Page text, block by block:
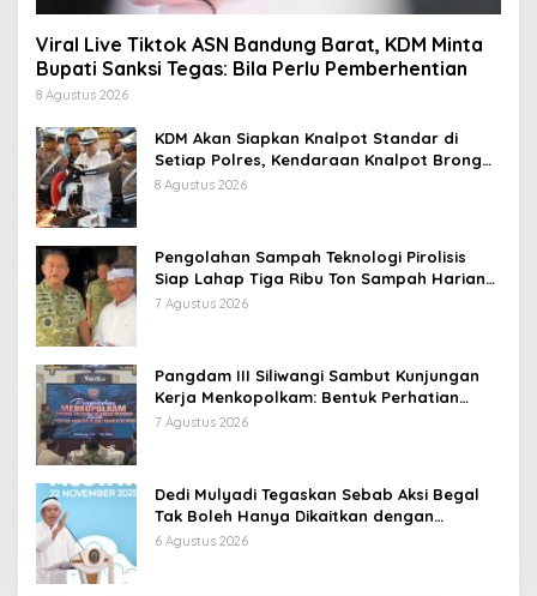
Viral Live Tiktok ASN Bandung Barat, KDM Minta
Bupati Sanksi Tegas: Bila Perlu Pemberhentian
8 Agustus 2026
KDM Akan Siapkan Knalpot Standar di
Setiap Polres, Kendaraan Knalpot Brong
Tertangkap Langsung Ganti
8 Agustus 2026
Pengolahan Sampah Teknologi Pirolisis
Siap Lahap Tiga Ribu Ton Sampah Harian
Jawa Barat
7 Agustus 2026
Pangdam III Siliwangi Sambut Kunjungan
Kerja Menkopolkam: Bentuk Perhatian
Pemerintah
7 Agustus 2026
Dedi Mulyadi Tegaskan Sebab Aksi Begal
Tak Boleh Hanya Dikaitkan dengan
Ekonomi
6 Agustus 2026